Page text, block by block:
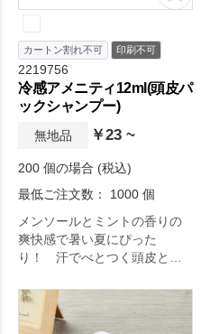
カートン割れ不可 印刷不可
2219756
冷感アメニティ12ml(頭皮パ
ックシャンプー)
無地品 ￥23 ~
200 個の場合 (税込)
最低ご注文数： 1000 個
メンソールとミントの香りの
爽快感で暑い夏にぴった
り！ 汗でべとつく頭皮と髪
ャンプーです。